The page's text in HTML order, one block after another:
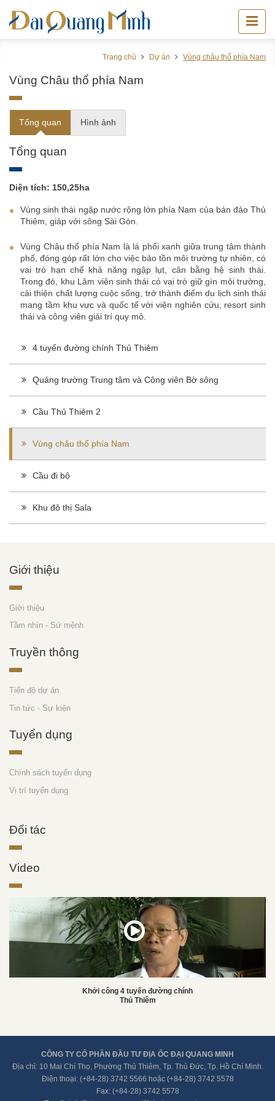
Trang chủ Dự án Vùng châu thổ phía Nam
Vùng Châu thổ phía Nam
Tổng quan Hình ảnh
Tổng quan
Diện tích: 150,25ha
Vùng sinh thái ngập nước rộng lớn phía Nam của bán đảo Thủ
Thiêm, giáp với sông Sài Gòn.
Vùng Châu thổ phía Nam là lá phổi xanh giữa trung tâm thành
phố, đóng góp rất lớn cho việc bảo tồn môi trường tự nhiên, có
vai trò hạn chế khả năng ngập lụt, cân bằng hệ sinh thái.
Trong đó, khu Lâm viên sinh thái có vai trò giữ gìn môi trường,
cải thiện chất lượng cuộc sống, trở thành điểm du lịch sinh thái
mang tầm khu vực và quốc tế với viện nghiên cứu, resort sinh
thái và công viên giải trí quy mô.
4 tuyến đường chính Thủ Thiêm
Quảng trường Trung tâm và Công viên Bờ sông
Cầu Thủ Thiêm 2
Vùng châu thổ phía Nam
Cầu đi bộ
Khu đô thị Sala
Giới thiệu
Giới thiệu
Tầm nhìn - Sứ mệnh
Truyền thông
Tiến độ dự án
Tin tức - Sự kiện
Tuyển dụng
Chính sách tuyển dụng
Vị trí tuyển dụng
Đối tác
Video
Khởi công 4 tuyến đường chính
Thủ Thiêm
CÔNG TY CỔ PHẦN ĐẦU TƯ ĐỊA ỐC ĐẠI QUANG MINH
Địa chỉ: 10 Mai Chí Thọ, Phường Thủ Thiêm, Tp. Thủ Đức, Tp. Hồ Chí Minh.
Điện thoại: (+84-28) 3742 5566 hoặc (+84-28) 3742 5578
Fax: (+84-28) 3742 5578